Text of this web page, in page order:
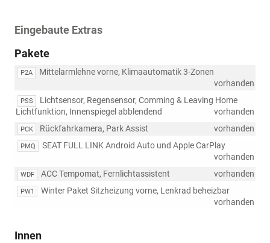
Eingebaute Extras
Pakete
P2A
Mittelarmlehne vorne, Klimaautomatik 3-Zonen
vorhanden
PSS
Lichtsensor, Regensensor, Comming & Leaving Home
Lichtfunktion, Innenspiegel abblendend
vorhanden
PCK Rückfahrkamera, Park Assist vorhanden
PMQ
SEAT FULL LINK Android Auto und Apple CarPlay
vorhanden
WDF ACC Tempomat, Fernlichtassistent vorhanden
PW1
Winter Paket Sitzheizung vorne, Lenkrad beheizbar
vorhanden
Innen